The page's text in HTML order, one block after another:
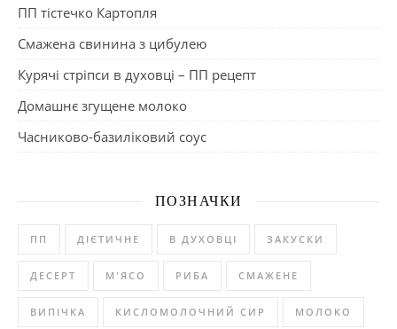
ПП тістечко Картопля
Смажена свинина з цибулею
Курячі стріпси в духовці – ПП рецепт
Домашнє згущене молоко
Часниково-базиліковий соус
ПОЗНАЧКИ
ПП ДІЄТИЧНЕ В ДУХОВЦІ ЗАКУСКИ
ДЕСЕРТ М'ЯСО РИБА СМАЖЕНЕ
ВИПІЧКА КИСЛОМОЛОЧНИЙ СИР МОЛОКО